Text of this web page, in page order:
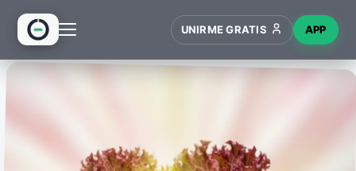
HUB
UNIRME GRATIS APP